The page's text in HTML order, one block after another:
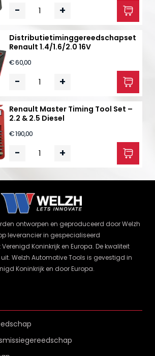
- +
Distributietiminggereedschapset
Renault 1.4/1.6/2.0 16V
€ 60,00
- +
Renault Master Timing Tool Set –
2.2 & 2.5 Diesel
€ 190,00
- +
ontworpen en geproduceerd door Welzh
leverancier in gespecialiseerd
Koninkrijk en Europa. De kwaliteit
Welzh Automotive Tools is gevestigd in
Koninkrijk en door Europa.